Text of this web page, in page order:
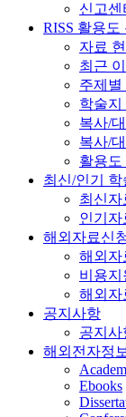
신고센
RISS 활용도
자료
최근
주제별
학술지
복사/
복사/
활용도
최신/인기 학
최신자
인기자
해외자료신
해외자
비용지
해외자
공지사항
공지사
해외전자정
Ebooks